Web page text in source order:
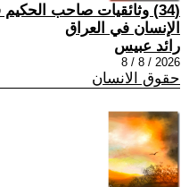
(34) وثائقيات صاحب
الإنسان في العراق
رائد عبيس
2026 / 8 / 8
حقوق الانسان